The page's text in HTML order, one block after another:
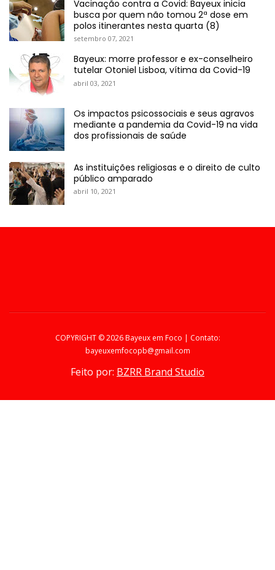
Vacinação contra a Covid: Bayeux inicia
busca por quem não tomou 2ª dose em
polos itinerantes nesta quarta (8)
setembro 07, 2021
Bayeux: morre professor e ex-conselheiro
tutelar Otoniel Lisboa, vítima da Covid-19
abril 03, 2021
Os impactos psicossociais e seus agravos
mediante a pandemia da Covid-19 na vida
dos profissionais de saúde
As instituições religiosas e o direito de culto
público amparado
abril 10, 2021
COPYRIGHT ©2026 Bayeux em Foco | Contato:
bayeuxemfocopb@gmail.com
Feito por: BZRR Brand Studio